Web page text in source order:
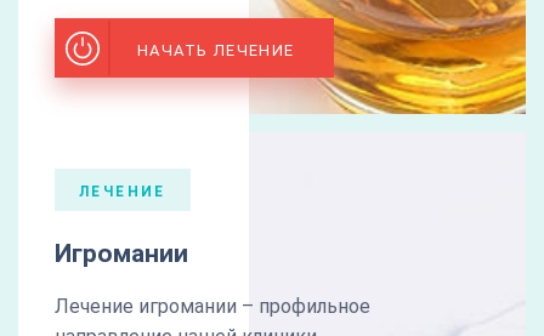
НАЧАТЬ ЛЕЧЕНИЕ
ЛЕЧЕНИЕ
Игромании
Лечение игромании – профильное